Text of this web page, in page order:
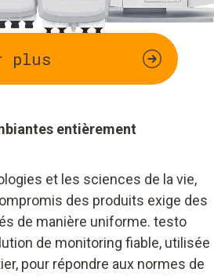
plus
entièrement
et les sciences de la vie,
des produits exige des
de manière uniforme. testo
de monitoring fiable, utilisée
pour répondre aux normes de